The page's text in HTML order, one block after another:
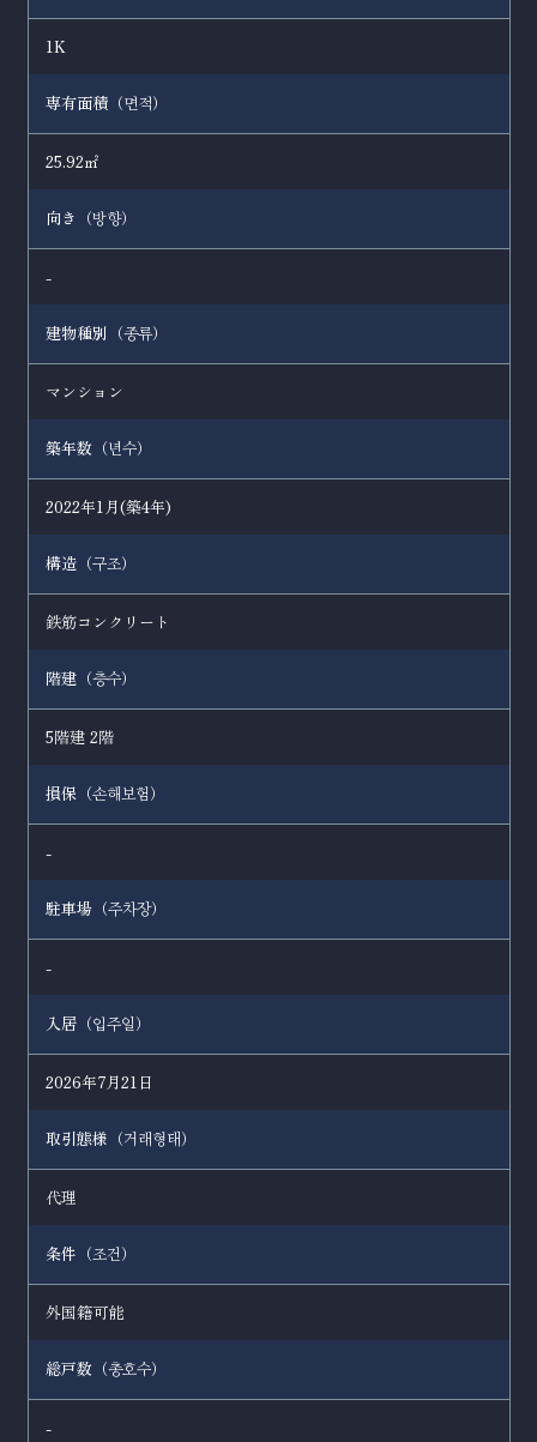
1K
専有面積（면적）
25.92㎡
向き（방향）
-
建物種別（종류）
マンション
築年数（년수）
2022年1月(築4年)
構造（구조）
鉄筋コンクリート
階建（층수）
5階建 2階
損保（손해보험 ）
-
駐車場（주차장）
-
入居（입주일 ）
2026年7月21日
取引態様（거래형태 ）
代理
条件（조건 ）
外国籍可能
総戸数（총호수）
-